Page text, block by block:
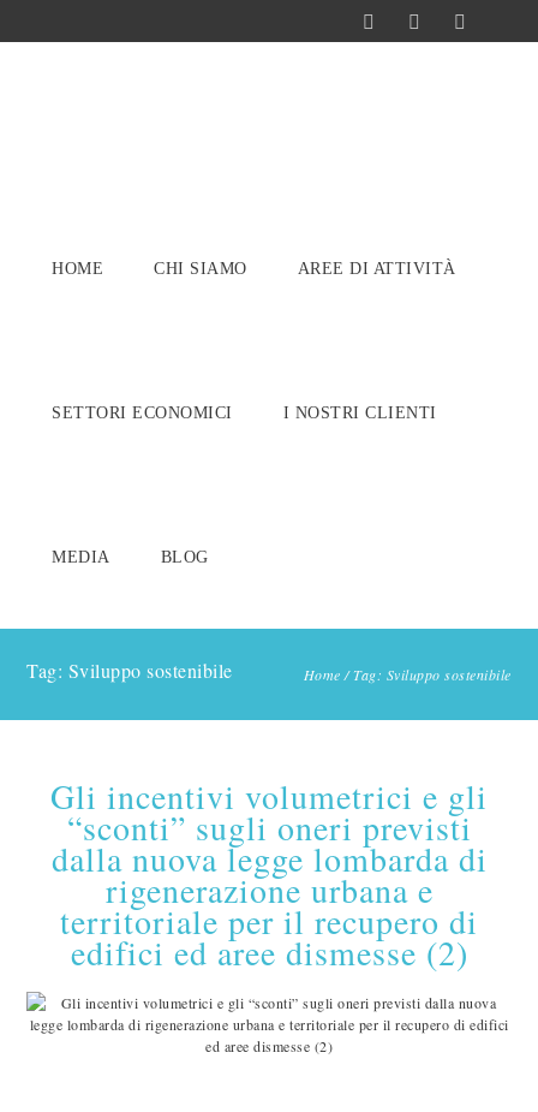
HOME CHI SIAMO AREE DI ATTIVITÀ
SETTORI ECONOMICI I NOSTRI CLIENTI
MEDIA BLOG
Home /Tag: Sviluppo sostenibile
Tag: Sviluppo sostenibile
Gli incentivi volumetrici e gli
“sconti” sugli oneri previsti
dalla nuova legge lombarda di
rigenerazione urbana e
territoriale per il recupero di
edifici ed aree dismesse (2)